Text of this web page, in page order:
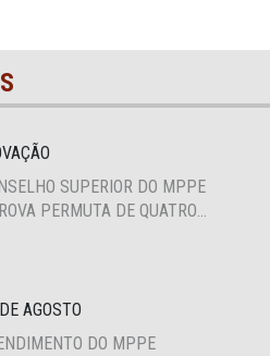
SUPERIOR DO MPPE
PERMUTA DE QUATRO
AGOSTO
DO MPPE